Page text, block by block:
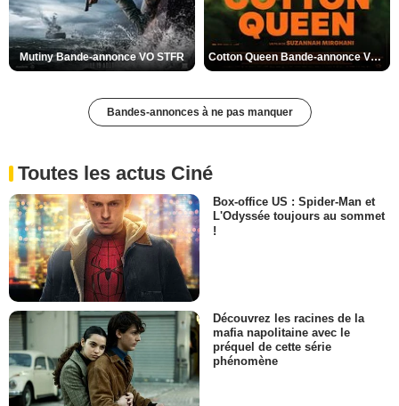
Mutiny Bande-annonce VO STFR Cotton Queen Bande-annonce VO STFR
Bandes-annonces à ne pas manquer
Toutes les actus Ciné
Box-office US : Spider-Man et
L'Odyssée toujours au sommet
!
Découvrez les racines de la
mafia napolitaine avec le
préquel de cette série
phénomène